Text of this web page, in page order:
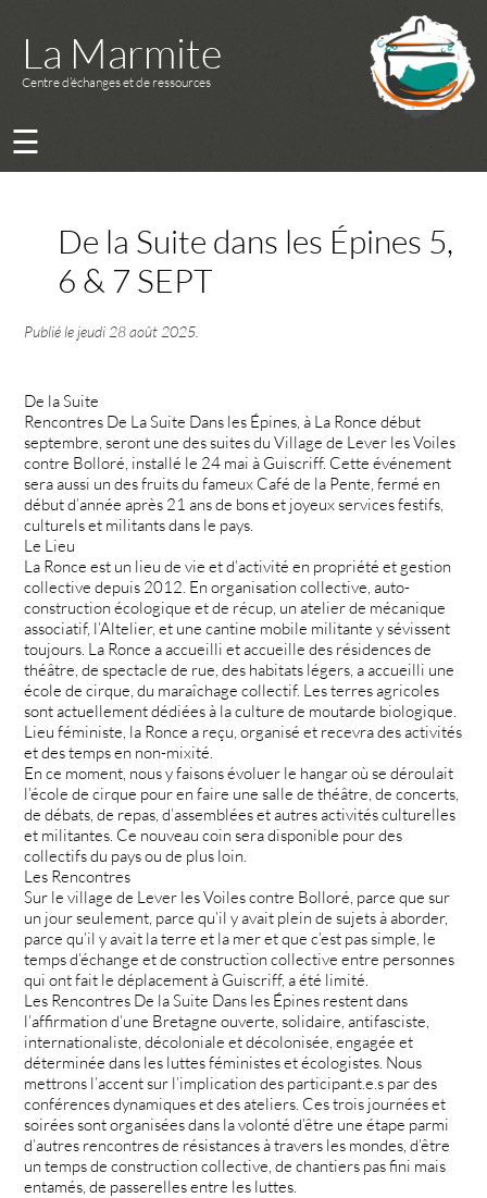
La Marmite
Centre d’échanges et de ressources
☰
De la Suite dans les Épines 5,
6 & 7 SEPT
Publié le jeudi 28 août 2025
De la Suite
Rencontres De La Suite Dans les Épines, à La Ronce début
septembre, seront une des suites du Village de Lever les Voiles
contre Bolloré, installé le 24 mai à Guiscriff. Cette événement
sera aussi un des fruits du fameux Café de la Pente, fermé en
début d’année après 21 ans de bons et joyeux services festifs,
culturels et militants dans le pays.
Le Lieu
La Ronce est un lieu de vie et d’activité en propriété et gestion
collective depuis 2012. En organisation collective, auto-
construction écologique et de récup, un atelier de mécanique
associatif, l’Altelier, et une cantine mobile militante y sévissent
toujours. La Ronce a accueilli et accueille des résidences de
théâtre, de spectacle de rue, des habitats légers, a accueilli une
école de cirque, du maraîchage collectif. Les terres agricoles
sont actuellement dédiées à la culture de moutarde biologique.
Lieu féministe, la Ronce a reçu, organisé et recevra des activités
et des temps en non-mixité.
En ce moment, nous y faisons évoluer le hangar où se déroulait
l’école de cirque pour en faire une salle de théâtre, de concerts,
de débats, de repas, d’assemblées et autres activités culturelles
et militantes. Ce nouveau coin sera disponible pour des
collectifs du pays ou de plus loin.
Les Rencontres
Sur le village de Lever les Voiles contre Bolloré, parce que sur
un jour seulement, parce qu’il y avait plein de sujets à aborder,
parce qu’il y avait la terre et la mer et que c’est pas simple, le
temps d’échange et de construction collective entre personnes
qui ont fait le déplacement à Guiscriff, a été limité.
Les Rencontres De la Suite Dans les Épines restent dans
l’affirmation d’une Bretagne ouverte, solidaire, antifasciste,
internationaliste, décoloniale et décolonisée, engagée et
déterminée dans les luttes féministes et écologistes. Nous
mettrons l’accent sur l’implication des participant.e.s par des
conférences dynamiques et des ateliers. Ces trois journées et
soirées sont organisées dans la volonté d’être une étape parmi
d’autres rencontres de résistances à travers les mondes, d’être
un temps de construction collective, de chantiers pas fini mais
entamés, de passerelles entre les luttes.